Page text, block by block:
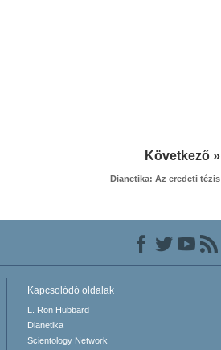
Következő »
Dianetika: Az eredeti tézis
Kapcsolódó oldalak
L. Ron Hubbard
Dianetika
Scientology Network